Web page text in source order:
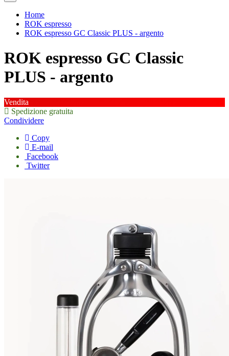
Home
ROK espresso
ROK espresso GC Classic PLUS - argento
ROK espresso GC Classic
PLUS - argento
Vendita
Spedizione gratuita
Condividere
Copy
E-mail
Facebook
Twitter